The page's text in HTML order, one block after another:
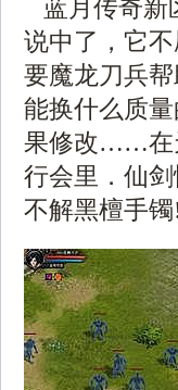
蓝月传奇新
说中了，它
要魔龙刀兵
能换什么质
果修改……在
行会里．仙
不解黑檀手镯